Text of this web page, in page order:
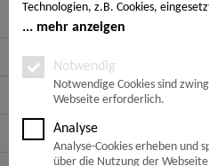
Technologien, z.B. Cookies,
Ihrem Endgerät gespeichert und/
Notwendige Cookies, Analyse-,
notwendigen Cookies handelt es sich
sind, um den von Ihnen
Cookies werden nur auf Grund einer
gesetzt. Die Einwilligung ist freiwillig.
noch nicht vollendet haben,
mehr anzeigen
Notwendig
Notwendige Cookies sind
Webseite erforderlich.
Analyse
Analyse-Cookies erheben und
über die Nutzung der
Hier finden Sie uns
Service Hotline
Service
Informationen